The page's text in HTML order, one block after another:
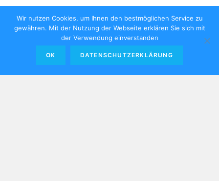
Wir nutzen Cookies, um Ihnen den bestmöglichen Service zu
gewähren. Mit der Nutzung der Webseite erklären Sie sich mit
der Verwendung einverstanden
OK DATENSCHUTZERKLÄRUNG